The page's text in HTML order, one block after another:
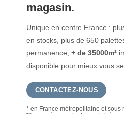
magasin.
Unique en centre France :
en stocks, plus de 650
permanence,+ de 35000m²
disponible pour mieux vous
CONTACTEZ-NOUS
* en France métropolitaine et sous